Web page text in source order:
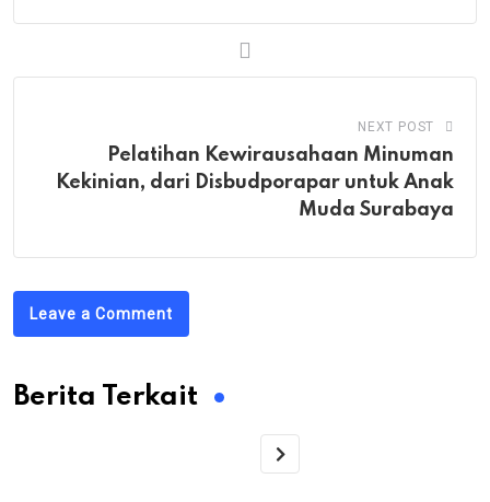
NEXT POST
Pelatihan Kewirausahaan Minuman
Kekinian, dari Disbudporapar untuk Anak
Muda Surabaya
Leave a Comment
Berita Terkait